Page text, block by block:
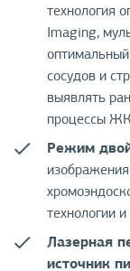
технология
Imaging,
сосудов и
выявлять
процессы
Режим
технологии
Лазерная
источник